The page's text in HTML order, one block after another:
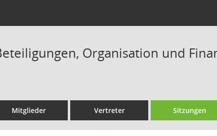
Organisation und
Mitglieder Vertreter Sitzungen